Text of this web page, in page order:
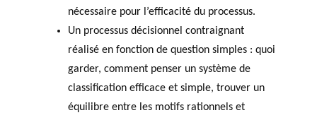
nécessaire pour l’efficacité du processus.
Un processus décisionnel contraignant
réalisé en fonction de question simples : quoi
garder, comment penser un système de
classification efficace et simple, trouver un
équilibre entre les motifs rationnels et